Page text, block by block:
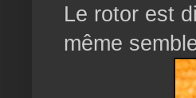
Le rotor est
même